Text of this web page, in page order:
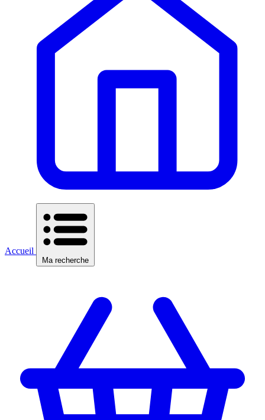
Accueil
Ma recherche